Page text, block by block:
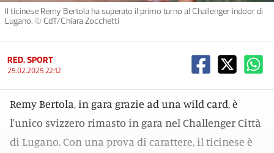
Il ticinese Remy Bertola ha superato il primo turno al Challenger indoor di
Lugano. © CdT/Chiara Zocchetti
RED. SPORT
25.02.2025 22:12
Remy Bertola, in gara grazie ad una wild card, è
l'unico svizzero rimasto in gara nel Challenger Città
di Lugano. Con una prova di carattere, il ticinese è